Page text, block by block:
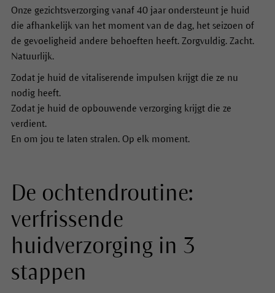
Onze gezichtsverzorging vanaf 40 jaar ondersteunt je huid
die afhankelijk van het moment van de dag, het seizoen of
de gevoeligheid andere behoeften heeft. Zorgvuldig. Zacht.
Natuurlijk.
Zodat je huid de vitaliserende impulsen krijgt die ze nu
nodig heeft.
Zodat je huid de opbouwende verzorging krijgt die ze
verdient.
En om jou te laten stralen. Op elk moment.
De ochtendroutine:
verfrissende
huidverzorging in 3
stappen